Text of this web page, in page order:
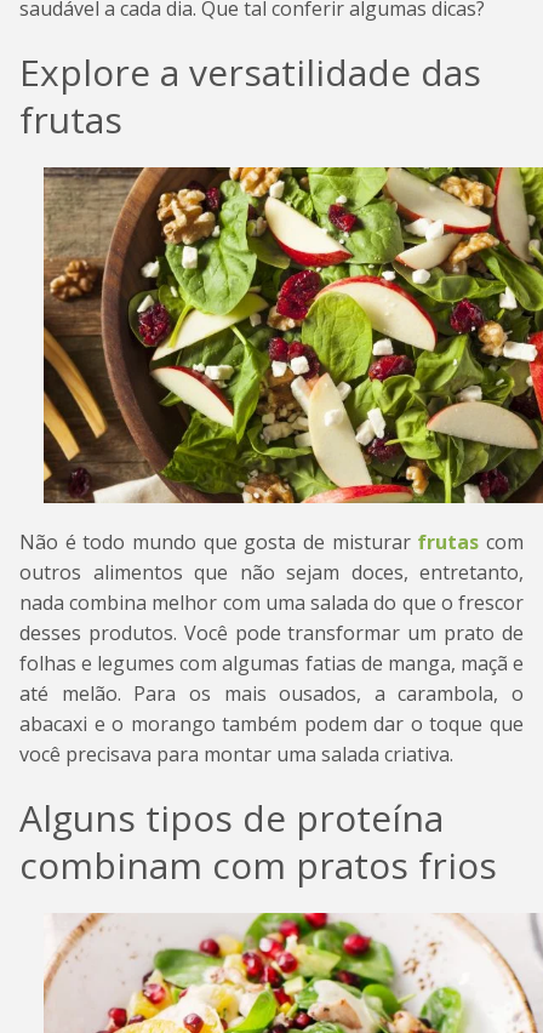
saudável a cada dia. Que tal conferir algumas dicas?
Explore a versatilidade das
frutas
Não é todo mundo que gosta de misturarfrutas com
outros alimentos que não sejam doces, entretanto,
nada combina melhor com uma salada do que o frescor
desses produtos. Você pode transformar um prato de
folhas e legumes com algumas fatias de manga, maçã e
até melão. Para os mais ousados, a carambola, o
abacaxi e o morango também podem dar o toque que
você precisava para montar uma salada criativa.
Alguns tipos de proteína
combinam com pratos frios